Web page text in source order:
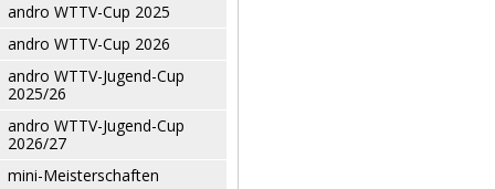
andro WTTV-Cup 2025
andro WTTV-Cup 2026
andro WTTV-Jugend-Cup
2025/26
andro WTTV-Jugend-Cup
2026/27
mini-Meisterschaften